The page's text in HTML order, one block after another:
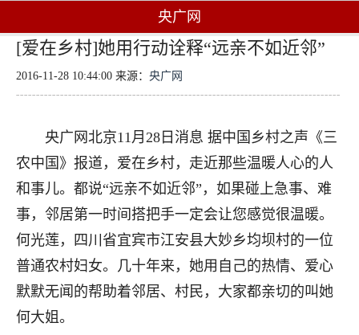
央广网
[爱在乡村]她用行动诠释“远亲不如近邻”
2016-11-28 10:44:00 来源： 央广网
央广网北京11月28日消息 据中国乡村之声《三
农中国》报道，爱在乡村，走近那些温暖人心的人
和事儿。都说“远亲不如近邻”，如果碰上急事、难
事，邻居第一时间搭把手一定会让您感觉很温暖。
何光莲，四川省宜宾市江安县大妙乡均坝村的一位
普通农村妇女。几十年来，她用自己的热情、爱心
默默无闻的帮助着邻居、村民，大家都亲切的叫她
何大姐。